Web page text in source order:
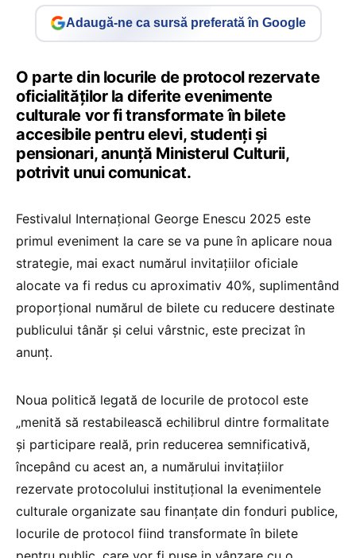
Adaugă-ne ca sursă preferată în Google
O parte din locurile de protocol rezervate
oficialităților la diferite evenimente
culturale vor fi transformate în bilete
accesibile pentru elevi, studenți și
pensionari, anunță Ministerul Culturii,
potrivit unui comunicat.
Festivalul Internaţional George Enescu 2025 este
primul eveniment la care se va pune în aplicare noua
strategie, mai exact numărul invitaţiilor oficiale
alocate va fi redus cu aproximativ 40%, suplimentând
proporţional numărul de bilete cu reducere destinate
publicului tânăr şi celui vârstnic, este precizat în
anunț.
Noua politică legată de locurile de protocol este
„menită să restabilească echilibrul dintre formalitate
şi participare reală, prin reducerea semnificativă,
începând cu acest an, a numărului invitaţiilor
rezervate protocolului instituţional la evenimentele
culturale organizate sau finanţate din fonduri publice,
locurile de protocol fiind transformate în bilete